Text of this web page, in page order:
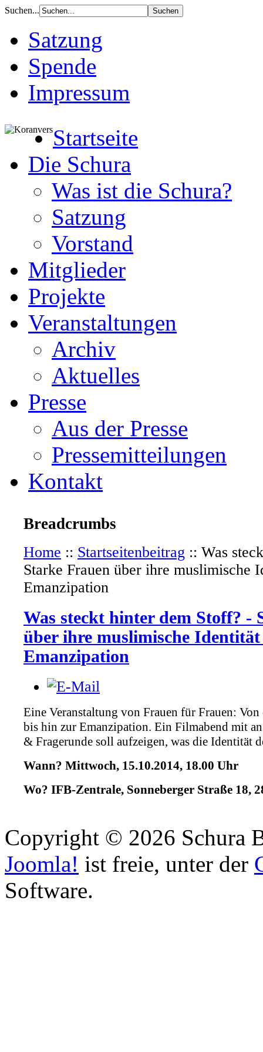
Suchen...
Satzung
Spende
Impressum
Startseite
Die Schura
Was ist die Schura?
Satzung
Vorstand
Mitglieder
Projekte
Veranstaltungen
Archiv
Aktuelles
Presse
Aus der Presse
Pressemitteilungen
Kontakt
Breadcrumbs
Home :: Startseitenbeitrag :: Was
Starke Frauen über ihre muslimische
Emanzipation
Was steckt hinter dem Stoff? -
über ihre muslimische
Emanzipation
Eine Veranstaltung von Frauen für Frauen:
bis hin zur Emanzipation. Ein Filmabend mit
& Fragerunde soll aufzeigen, was die Identität
Wann? Mittwoch, 15.10.2014, 18.00 Uhr
Wo? IFB-Zentrale, Sonneberger Straße 18,
Copyright © 2026 Schura
Joomla! ist freie, unter der
Software.